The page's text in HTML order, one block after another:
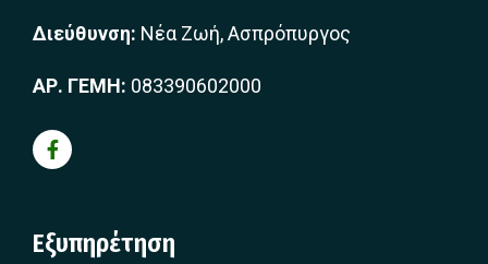
Διεύθυνση: Νέα Ζωή, Ασπρόπυργος
ΑΡ. ΓΕΜΗ: 083390602000
Εξυπηρέτηση